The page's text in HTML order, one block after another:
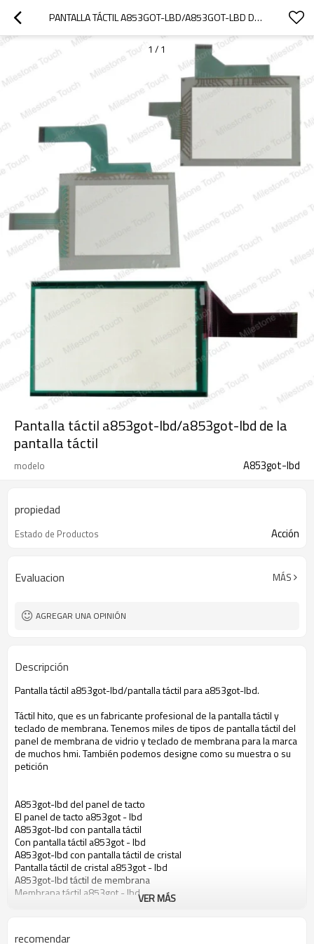
PANTALLA TÁCTIL A853GOT-LBD/A853GOT-LBD DE LA PANTALLA TÁCTIL
1 / 1
Pantalla táctil a853got-lbd/a853got-lbd de la
pantalla táctil
modelo A853got-lbd
propiedad
Estado de Productos Acción
Evaluacion MÁS
AGREGAR UNA OPINIÓN
Descripción
Pantalla táctil a853got-lbd/pantalla táctil para a853got-lbd.
Táctil hito, que es un fabricante profesional de la pantalla táctil y
teclado de membrana. Tenemos miles de tipos de pantalla táctil del
panel de membrana de vidrio y teclado de membrana para la marca
de muchos hmi. También podemos designe como su muestra o su
petición
A853got-lbd del panel de tacto
El panel de tacto a853got - lbd
A853got-lbd con pantalla táctil
Con pantalla táctil a853got - lbd
A853got-lbd con pantalla táctil de cristal
Pantalla táctil de cristal a853got - lbd
A853got-lbd táctil de membrana
Membrana táctil a853got - lbd
Pantalla táctil para a853got - lbdVER MÁS
recomendar